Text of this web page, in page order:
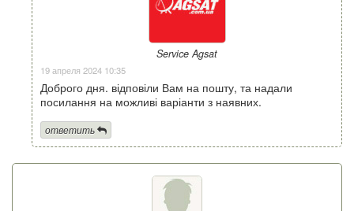
Service Agsat
19 апреля 2024 10:35
Доброго дня. відповіли Вам на пошту, та надали
посилання на можливі варіанти з наявних.
ответить